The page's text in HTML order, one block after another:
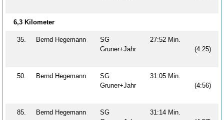
6,3 Kilometer
35. Bernd Hegemann
SG
Gruner+Jahr
27:52 Min.
(4:25)
50. Bernd Hegemann
SG
Gruner+Jahr
31:05 Min.
(4:56)
85. Bernd Hegemann
SG
31:14 Min.